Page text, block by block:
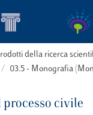
della ricerca
03.5 - Monografia
civile